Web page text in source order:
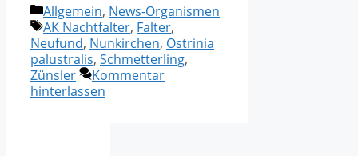
Kategorien
Allgemein, News-Organismen
Schlagwörter
AK Nachtfalter, Falter,
Neufund, Nunkirchen, Ostrinia
palustralis, Schmetterling,
Zünsler
Kommentar
hinterlassen